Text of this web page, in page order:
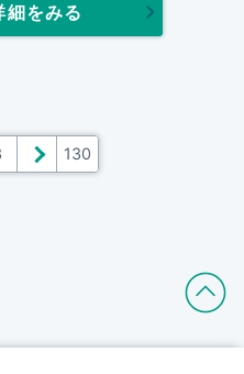
細をみる
＞ 130